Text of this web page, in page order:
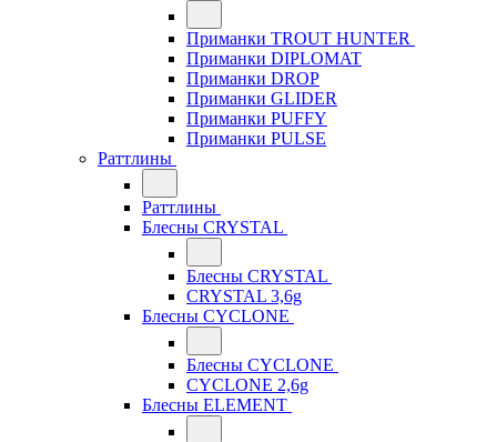
Приманки TROUT HUNTER
Приманки DIPLOMAT
Приманки DROP
Приманки GLIDER
Приманки PUFFY
Приманки PULSE
Раттлины
Раттлины
Блесны CRYSTAL
Блесны CRYSTAL
CRYSTAL 3,6g
Блесны CYCLONE
Блесны CYCLONE
CYCLONE 2,6g
Блесны ELEMENT